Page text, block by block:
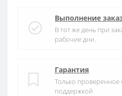
Выполнение
В тот же день при
рабочие дни.
Гарантия
Только проверенное
поддержкой